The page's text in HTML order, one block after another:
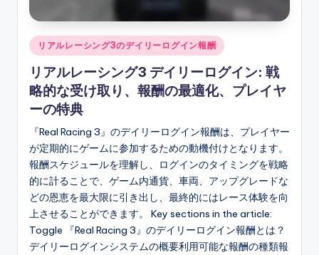
Posted
in
リアルレーシング3のデイリーログイン報酬
リアルレーシング3 デイリーログイン: 戦
略的な受け取り、報酬の最適化、プレイヤ
ーの特典
『Real Racing 3』のデイリーログイン報酬は、プレイヤー
が定期的にゲームに参加するための動機付けとなります。
報酬スケジュールを理解し、ログインのタイミングを戦略
的に計ることで、ゲーム内通貨、車両、アップグレードな
どの恩恵を最大限に引き出し、最終的にはレース体験を向
上させることができます。 Key sections in the article:
Toggle 『Real Racing 3』のデイリーログイン報酬とは？
デイリーログインシステムの概要利用可能な報酬の種類報